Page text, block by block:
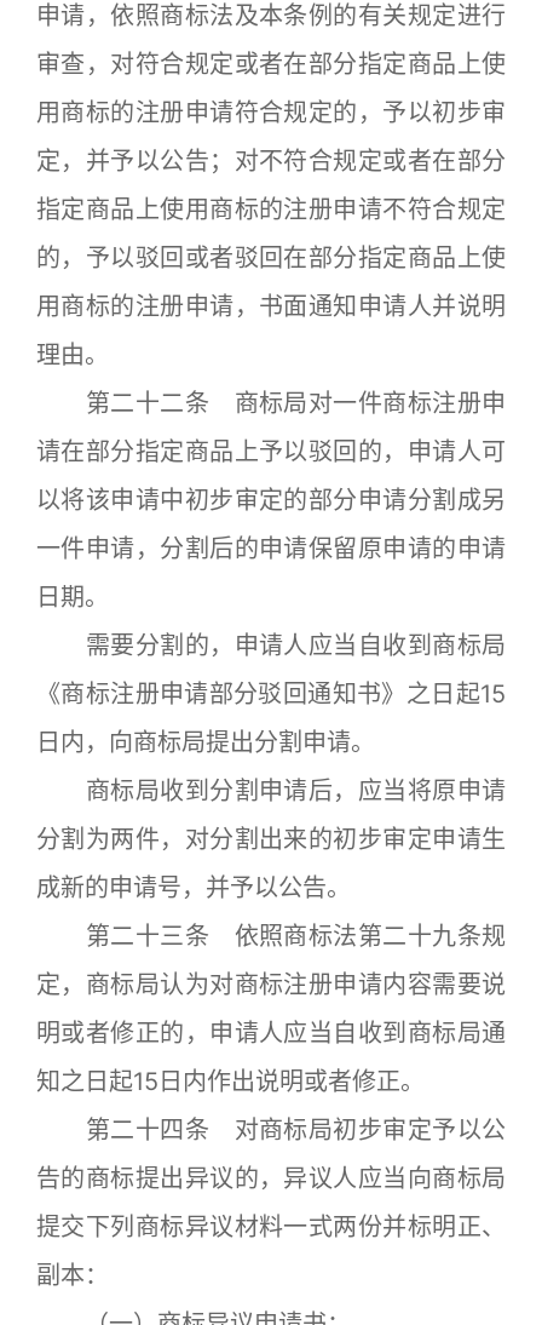
申请，依照商标法及本条例的有关规定进行
审查，对符合规定或者在部分指定商品上使
用商标的注册申请符合规定的，予以初步审
定，并予以公告；对不符合规定或者在部分
指定商品上使用商标的注册申请不符合规定
的，予以驳回或者驳回在部分指定商品上使
用商标的注册申请，书面通知申请人并说明
理由。
第二十二条 商标局对一件商标注册申
请在部分指定商品上予以驳回的，申请人可
以将该申请中初步审定的部分申请分割成另
一件申请，分割后的申请保留原申请的申请
日期。
需要分割的，申请人应当自收到商标局
《商标注册申请部分驳回通知书》之日起15
日内，向商标局提出分割申请。
商标局收到分割申请后，应当将原申请
分割为两件，对分割出来的初步审定申请生
成新的申请号，并予以公告。
第二十三条 依照商标法第二十九条规
定，商标局认为对商标注册申请内容需要说
明或者修正的，申请人应当自收到商标局通
知之日起15日内作出说明或者修正。
第二十四条 对商标局初步审定予以公
告的商标提出异议的，异议人应当向商标局
提交下列商标异议材料一式两份并标明正、
副本：